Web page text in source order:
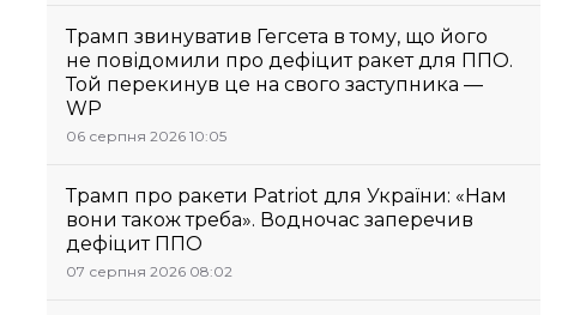
Трамп звинуватив Гегсета в тому, що його
не повідомили про дефіцит ракет для ППО.
Той перекинув це на свого заступника —
WP
06 серпня 2026 10:05
Трамп про ракети Patriot для України: «Нам
вони також треба». Водночас заперечив
дефіцит ППО
07 серпня 2026 08:02